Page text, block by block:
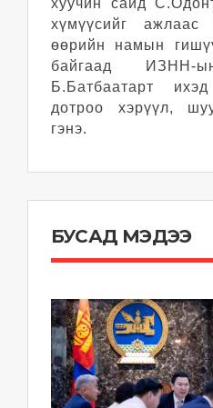
хуучин сайд
хүмүүсийг ажлаас
өөрийн намын
байгаад
Б.Батбаатарт
дотроо хэрүүл,
гэнэ.
БУСАД МЭДЭЭ